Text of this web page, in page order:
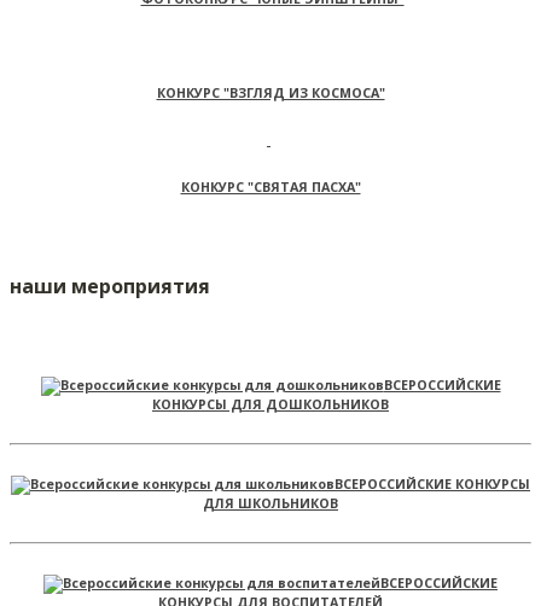
КОНКУРС "ВЗГЛЯД ИЗ КОСМОСА"
КОНКУРС "СВЯТАЯ ПАСХА"
наши мероприятия
ВСЕРОССИЙСКИЕ
КОНКУРСЫ ДЛЯ ДОШКОЛЬНИКОВ
ВСЕРОССИЙСКИЕ КОНКУРСЫ
ДЛЯ ШКОЛЬНИКОВ
ВСЕРОССИЙСКИЕ
КОНКУРСЫ ДЛЯ ВОСПИТАТЕЛЕЙ